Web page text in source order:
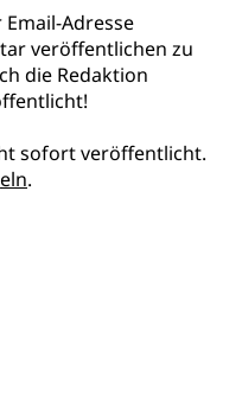
Adresse
veröffentlichen zu
die Redaktion
sofort veröffentlicht.
.